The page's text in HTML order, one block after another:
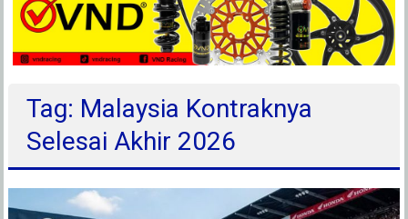
Tag: Malaysia Kontraknya
Selesai Akhir 2026